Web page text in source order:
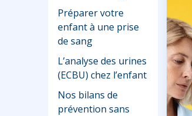
Préparer votre
enfant à une prise
de sang
L’analyse des urines
(ECBU) chez l’enfant
Nos bilans de
prévention sans